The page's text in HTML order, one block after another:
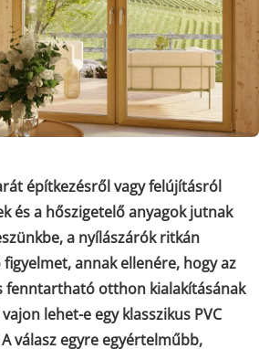
építkezésről vagy felújításról
és a hőszigetelő anyagok jutnak
a nyílászárók ritkán
annak ellenére, hogy az
fenntartható otthon kialakításának
lehet-e egy klasszikus PVC
válasz egyre egyértelműbb,